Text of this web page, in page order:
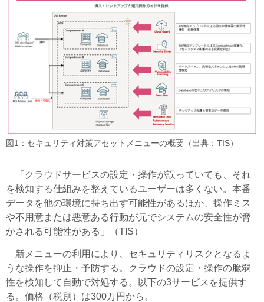
図1：セキュリティ対策アセットメニューの概要（出典：TIS）
「クラウドサービスの設定・操作が誤っていても、それ
を検知する仕組みを整えているユーザーは多くない。本番
データを他の環境に持ち出す可能性があるほか、操作ミス
や不用意または悪意ある行動が元でシステムの安全性が脅
かされる可能性がある」（TIS）
新メニューの利用により、セキュリティリスクとなるよ
うな操作を抑止・予防する。クラウドの設定・操作の脆弱
性を検知して自動で対処する。以下の3サービスを提供す
る。価格（税別）は300万円から。